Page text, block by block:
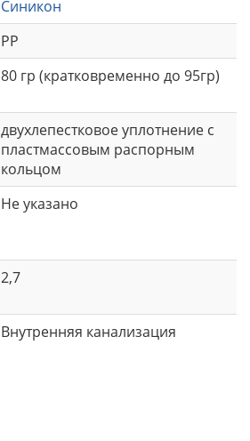
Синикон
РР
80 гр (кратковременно до 95гр)
двухлепестковое уплотнение с
пластмассовым распорным
кольцом
Не указано
2,7
Внутренняя канализация